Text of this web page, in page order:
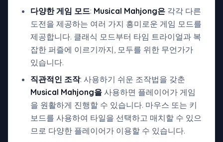
다양한 게임 모드: Musical Mahjong은 각각 다른
도전을 제공하는 여러 가지 흥미로운 게임 모드를
제공합니다. 클래식 모드부터 타임 트라이얼과 복
잡한 퍼즐에 이르기까지, 모두를 위한 무언가가
있습니다.
직관적인 조작: 사용하기 쉬운 조작법을 갖춘
Musical Mahjong을 사용하면 플레이어가 게임
을 원활하게 진행할 수 있습니다. 마우스 또는 키
보드를 사용하여 타일을 선택하고 매치할 수 있으
므로 다양한 플레이어가 이용할 수 있습니다.